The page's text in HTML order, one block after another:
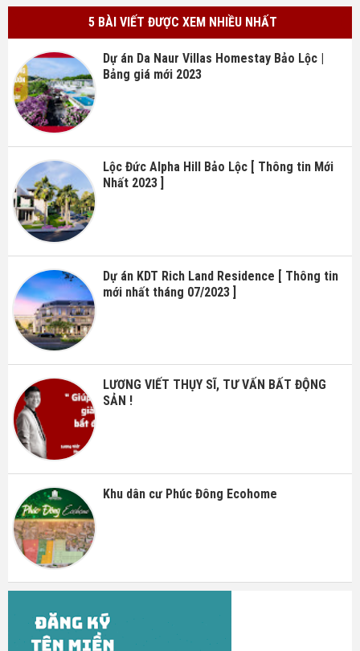
5 BÀI VIẾT ĐƯỢC XEM NHIỀU NHẤT
Dự án Da Naur Villas Homestay Bảo Lộc |
Bảng giá mới 2023
Lộc Đức Alpha Hill Bảo Lộc [ Thông tin Mới
Nhất 2023 ]
Dự án KDT Rich Land Residence [ Thông tin
mới nhất tháng 07/2023 ]
LƯƠNG VIẾT THỤY SĨ, TƯ VẤN BẤT ĐỘNG
SẢN !
Khu dân cư Phúc Đông Ecohome